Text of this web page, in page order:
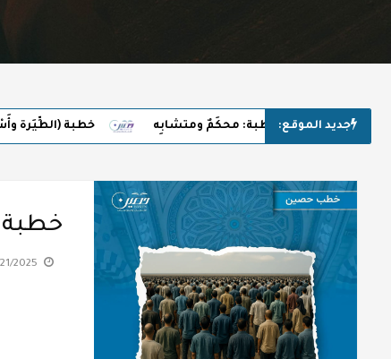
جديد الموقع:خطبة: محكَمٌ ومتشابِه خطبة (الطِّيَرة وأَسْر
11:03:58 AM